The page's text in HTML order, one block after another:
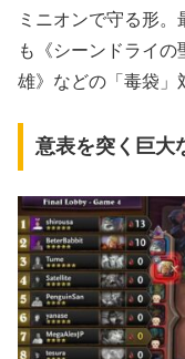
ミニオンで守る形
も《シーンドライ
雄》などの「毒袋」
意表を突く巨大